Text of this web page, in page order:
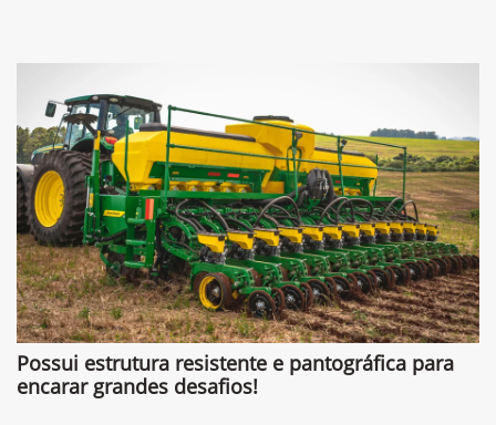
Possui estrutura resistente e pantográfica para
encarar grandes desafios!